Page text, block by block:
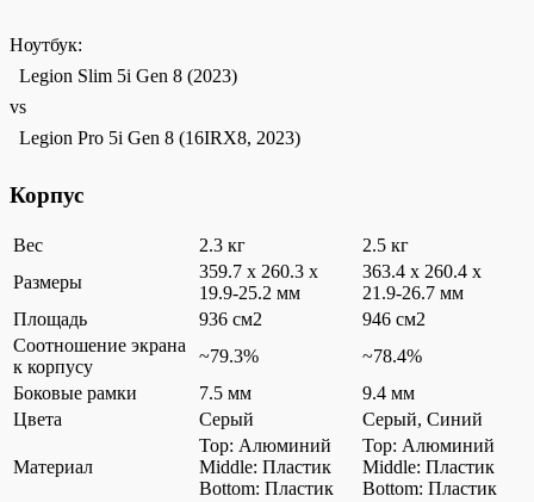
Ноутбук:
Legion Slim 5i Gen 8 (2023)
vs
Legion Pro 5i Gen 8 (16IRX8, 2023)
Корпус
Вес 2.3 кг
2.5 кг
Размеры
359.7 x 260.3 x
19.9-25.2 мм
363.4 x 260.4 x
21.9-26.7 мм
Площадь
936 см2
946 см2
Соотношение экрана
к корпусу
~79.3%
~78.4%
Боковые рамки
7.5 мм
9.4 мм
Цвета
Серый Серый, Синий
Материал
Top: Алюминий
Middle: Пластик
Bottom: Пластик
Top: Алюминий
Middle: Пластик
Bottom: Пластик